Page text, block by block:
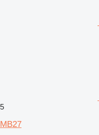
5
MB27